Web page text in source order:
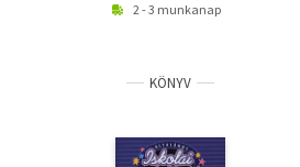
2 - 3 munkanap
KÖNYV